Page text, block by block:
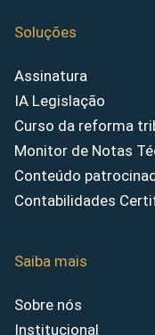
Soluções
Assinatura
IA Legislação
Curso da reforma
Monitor de Notas
Conteúdo
Contabilidades
Saiba mais
Sobre nós
Institucional